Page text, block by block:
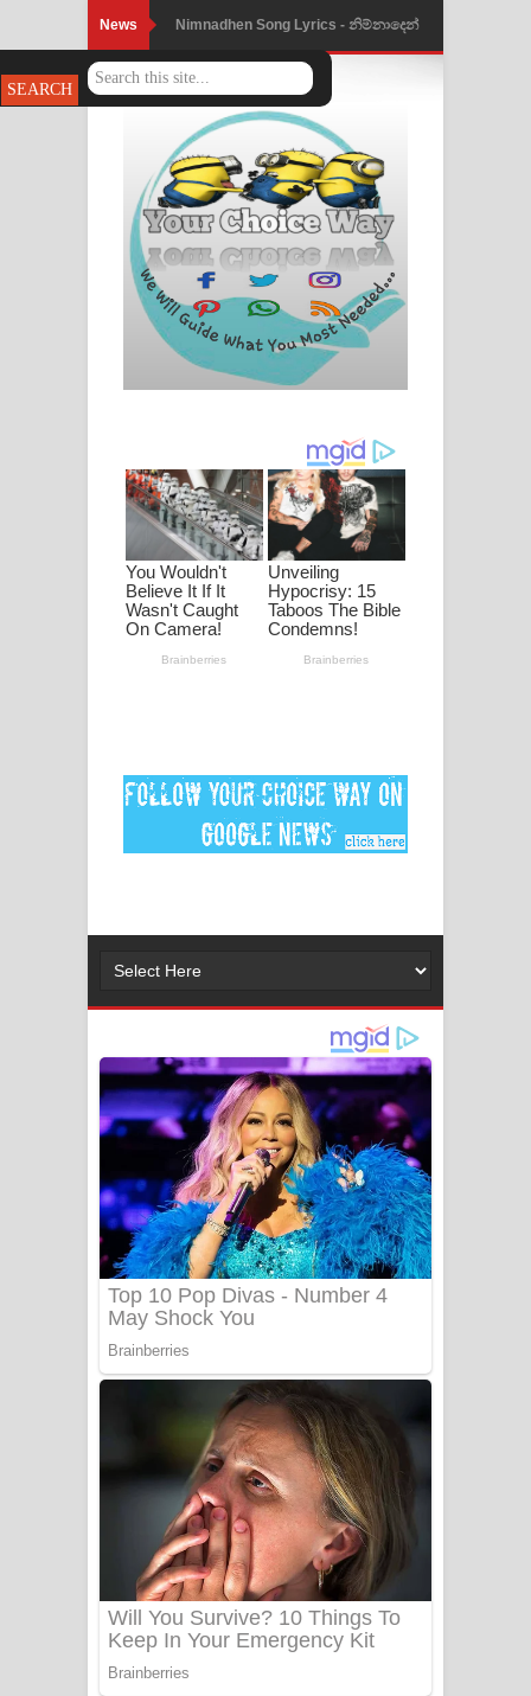
News Nimnadhen Song Lyrics - නිම්නාදෙන්
ගීතයේ පද පෙළ
Obamai Mage Adare Song Lyrics -
ඔබමයි මගේ ආදරේ ගීතයේ පද පෙළ
Pansal Gihin Song Lyrics - පන්සල් ගිහිං
ගීතයේ පද පෙළ
Ankeliya Song Lyrics - අංකෙළිය ගීතයේ
පද පෙළ
ගීතයේ පද පෙළ
MANAMALA KATHA Song Lyrics -
මනමාල කතා ගීතයේ පද පෙළ
Dai Dai Lyrics - Shakira, Burna Boy |
අම්මා ගීතයේ පද පෙළ
Gemak Deela Song Lyrics - ගේමක් දීලා
නිවුනා නුඹ හින්දා ගීතයේ පද පෙළ
දුන් ආදරේ ගීතයේ පද පෙළ
Liyamuda Dan Anagathe Song Lyrics
- ලියමුද දැන් අනාගතේ ගීතයේ පද පෙළ
Doni Song Lyrics - දෝණි ගීතයේ පද
පෙළ
Benthara Palame Song Lyrics -
Sanda Babalena Song Lyrics - සඳ
බැබලෙන ගීතයේ පද පෙළ
Adare Wadi Nisa Song Lyrics - ආදරේ
වැඩි නිසා ගීතයේ පද පෙළ
UNUHUMA Song Lyrics - උණුහුම
ගීතයේ පද පෙළ